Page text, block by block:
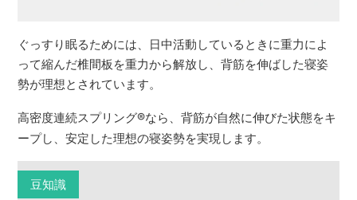
ぐっすり眠るためには、日中活動しているときに重力によ
って縮んだ椎間板を重力から解放し、背筋を伸ばした寝姿
勢が理想とされています。
高密度連続スプリング®なら、背筋が自然に伸びた状態をキ
ープし、安定した理想の寝姿勢を実現します。
豆知識